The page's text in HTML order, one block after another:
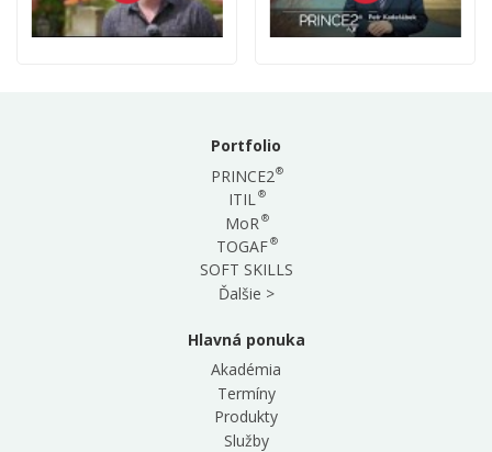
Portfolio
PRINCE2®
ITIL®
MoR ®
TOGAF®
SOFT SKILLS
Ďalšie >
Hlavná ponuka
Akadémia
Termíny
Produkty
Služby